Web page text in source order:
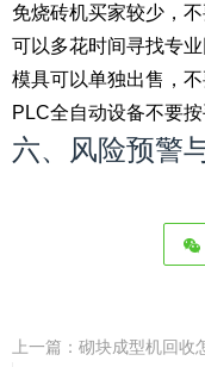
免烧砖机买家较少，
可以多花时间寻找专
模具可以单独出售，
PLC全自动设备不要
六、风险预警
上一篇： 砌块成型机回收